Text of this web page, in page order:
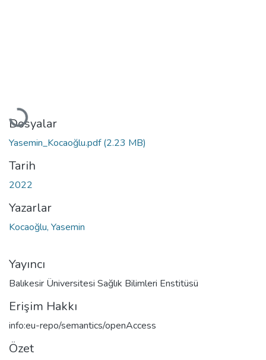
Yükleniyor...
Dosyalar
Yasemin_Kocaoğlu.pdf(2.23 MB)
Tarih
2022
Yazarlar
Kocaoğlu, Yasemin
Yayıncı
Balıkesir Üniversitesi Sağlık Bilimleri Enstitüsü
Erişim Hakkı
info:eu-repo/semantics/openAccess
Özet